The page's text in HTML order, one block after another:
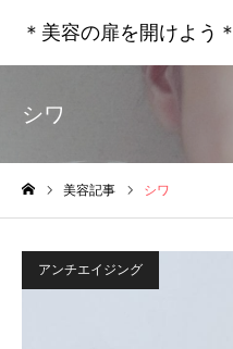
＊美容の扉を開けよう＊
シワ
美容記事 シワ
アンチエイジング